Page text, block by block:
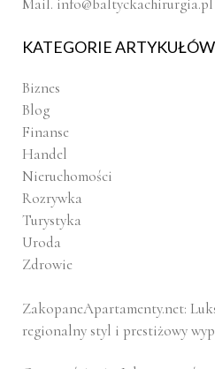
Mail. info@baltyckachirurgia.pl
KATEGORIE ARTYKUŁÓW
Biznes
Blog
Finanse
Handel
Nieruchomości
Rozrywka
Turystyka
Uroda
Zdrowie
ZakopaneApartamenty.net:
regionalny styl i prestiżowy